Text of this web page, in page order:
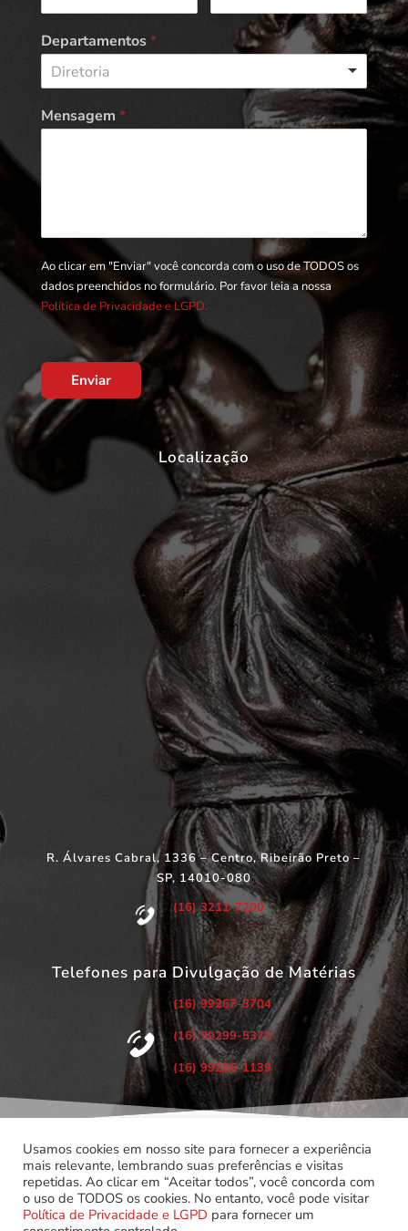
Departamentos*
Diretoria
Mensagem *
Ao clicar em "Enviar" você concorda com o uso de TODOS os
dados preenchidos no formulário. Por favor leia a nossa
Política de Privacidade e LGPD.
Enviar
Localização
R. Álvares Cabral, 1336 – Centro, Ribeirão Preto –
SP, 14010-080
(16) 3211-7200
Telefones para Divulgação de Matérias
(16) 99267-3704
(16) 99299-5373
(16) 99286-1139
©Copyright 2022 – Todos os Direitos Reservados.
Associação dos Servidores do Poder Judiciário do Estado de
São Paulo.
Usamos cookies em nosso site para fornecer a experiência
mais relevante, lembrando suas preferências e visitas
repetidas. Ao clicar em “Aceitar todos”, você concorda com
o uso de TODOS os cookies. No entanto, você pode visitar
Política de Privacidade e LGPD para fornecer um